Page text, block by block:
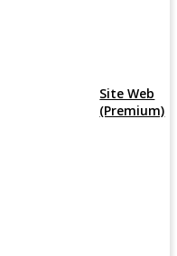
Site Web
(Premium)